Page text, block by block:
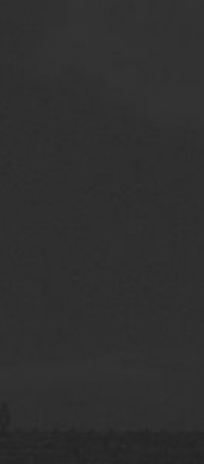
nr
nr
nr
nr
nr